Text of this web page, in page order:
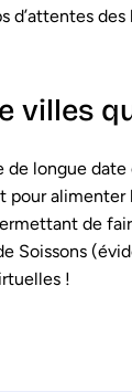
d’attentes
villes
de longue date
pour
de
Soissons
!